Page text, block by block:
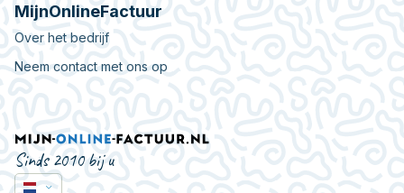
MijnOnlineFactuur
Over het bedrijf
Neem contact met ons op
Sinds 2010 bij u